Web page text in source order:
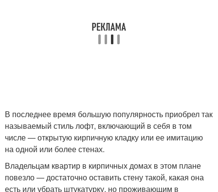
В последнее время большую популярность приобрел так
называемый стиль лофт, включающий в себя в том
числе — открытую кирпичную кладку или ее имитацию
на одной или более стенах.
Владельцам квартир в кирпичных домах в этом плане
повезло — достаточно оставить стену такой, какая она
есть или убрать штукатурку, но проживающим в